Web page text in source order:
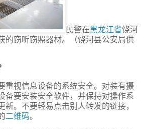
民警在黑龙江省饶河
的窃听窃照器材。（饶河县公安局供
重视信息设备的系统安全。对装有摄
备要安装安全软件，并保持对操作系
新。不要轻易点击别人转发的链接，
二维码。